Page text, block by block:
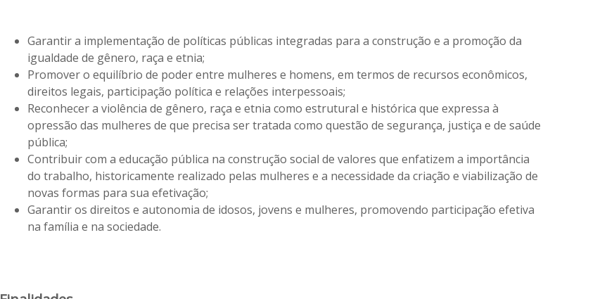
Garantir a implementação de políticas públicas integradas para a construção e a promoção da
igualdade de gênero, raça e etnia;
Promover o equilíbrio de poder entre mulheres e homens, em termos de recursos econômicos,
direitos legais, participação política e relações interpessoais;
Reconhecer a violência de gênero, raça e etnia como estrutural e histórica que expressa à
opressão das mulheres de que precisa ser tratada como questão de segurança, justiça e de saúde
pública;
Contribuir com a educação pública na construção social de valores que enfatizem a importância
do trabalho, historicamente realizado pelas mulheres e a necessidade da criação e viabilização de
novas formas para sua efetivação;
Garantir os direitos e autonomia de idosos, jovens e mulheres, promovendo participação efetiva
na família e na sociedade.